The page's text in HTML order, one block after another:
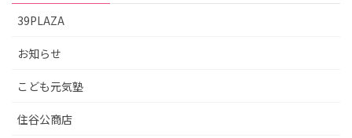
39PLAZA
お知らせ
こども元気塾
住谷公商店